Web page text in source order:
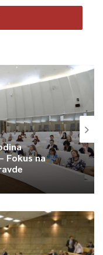
defribrilatora “Lifepack
kompletnu
Fokus na